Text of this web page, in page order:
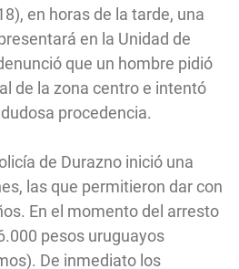
en horas de la tarde, una
en la Unidad de
que un hombre pidió
de la zona centro e intentó
procedencia.
de Durazno inició una
las que permitieron dar con
En el momento del arresto
pesos uruguayos
De inmediato los